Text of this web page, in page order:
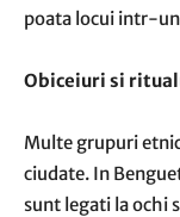
poata locui intr-
Obiceiuri si
Multe grupuri
ciudate. In
sunt legati la ochi